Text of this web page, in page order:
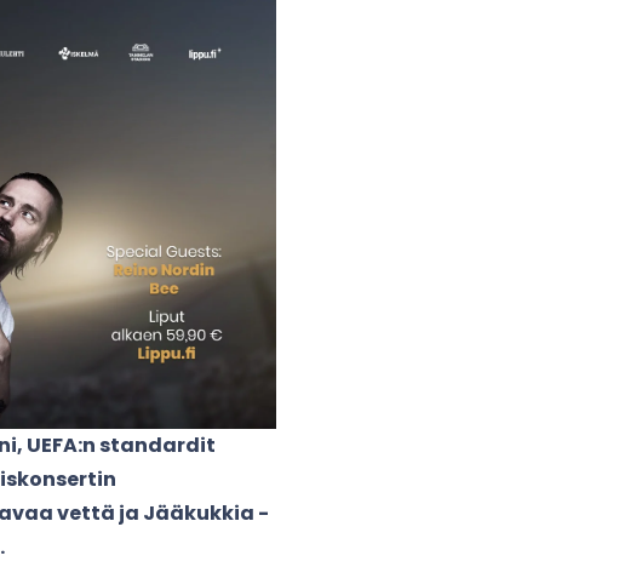
UEFA:n standardit
vettä ja Jääkukkia -